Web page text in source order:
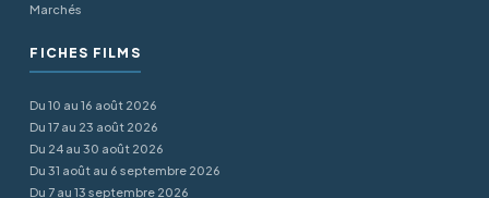
Marchés
FICHES FILMS
Du 10 au 16 août 2026
Du 17 au 23 août 2026
Du 24 au 30 août 2026
Du 31 août au 6 septembre 2026
Du 7 au 13 septembre 2026